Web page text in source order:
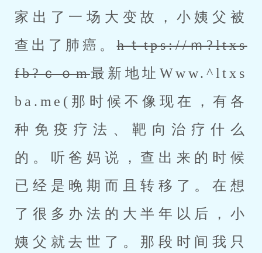
家出了一场大变故，小姨父被
查出了肺癌。hｔtps://ｍ?ltxs
fb?ｃｏm最新地址Www.^ltxs
ba.me(那时候不像现在，有各
种免疫疗法、靶向治疗什么
的。听爸妈说，查出来的时候
已经是晚期而且转移了。在想
了很多办法的大半年以后，小
姨父就去世了。那段时间我只